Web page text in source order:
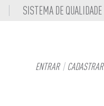
SISTEMA DE QUALIDADE
ENTRAR | CADASTRAR